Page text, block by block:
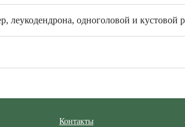
леукодендрона, одноголовой и кустовой
Контакты